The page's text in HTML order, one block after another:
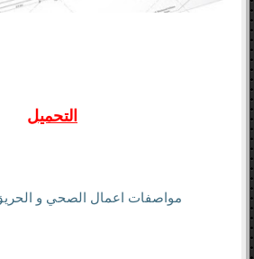
التحميل
مواصفات اعمال الصحي و